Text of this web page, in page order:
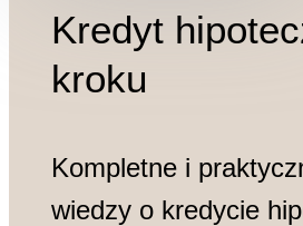
Kredyt
kroku
Kompletne i
wiedzy o kredycie